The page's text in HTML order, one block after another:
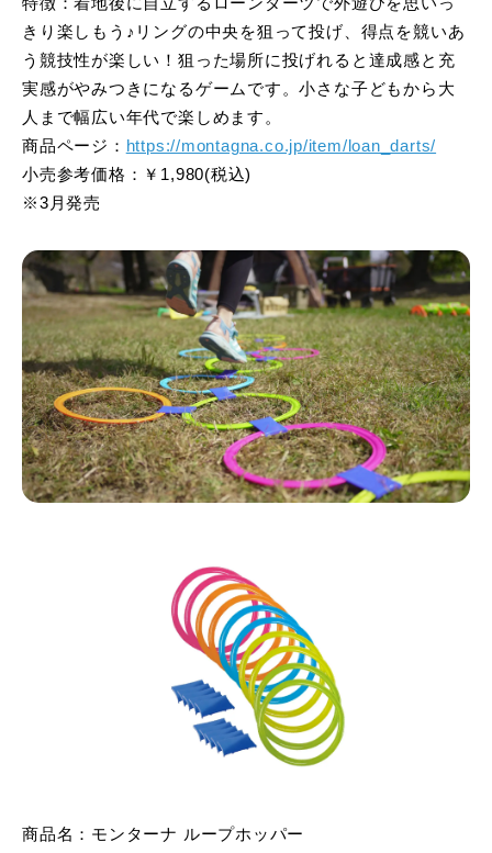
特徴：着地後に自立するローンダーツで外遊びを思いっ
きり楽しもう♪リングの中央を狙って投げ、得点を競いあ
う競技性が楽しい！狙った場所に投げれると達成感と充
実感がやみつきになるゲームです。小さな子どもから大
人まで幅広い年代で楽しめます。
商品ページ： https://montagna.co.jp/item/loan_darts/
小売参考価格：￥1,980(税込)
※3月発売
商品名：モンターナ ループホッパー